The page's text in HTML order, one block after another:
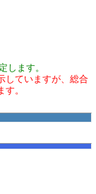
します。
していますが、総合
。